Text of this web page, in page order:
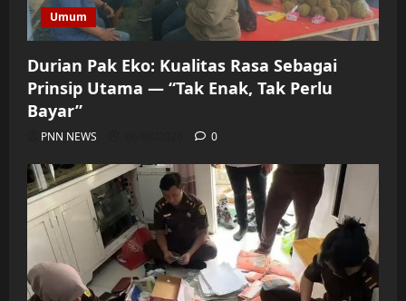
Umum
Durian Pak Eko: Kualitas Rasa Sebagai
Prinsip Utama — “Tak Enak, Tak Perlu
Bayar”
PNN NEWS 0